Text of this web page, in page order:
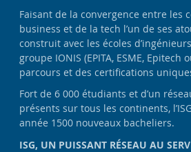
Faisant de la convergence entre les
business et de la tech l’un de ses
construit avec les écoles
groupe IONIS (EPITA, ESME, Epitech
parcours et des certifications
Fort de 6 000 étudiants et d’un
présents sur tous les continents,
année 1500 nouveaux bacheliers.
ISG, UN PUISSANT RÉSEAU AU